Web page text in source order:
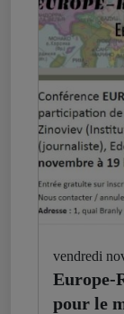
vendredi
Europe-
pour le